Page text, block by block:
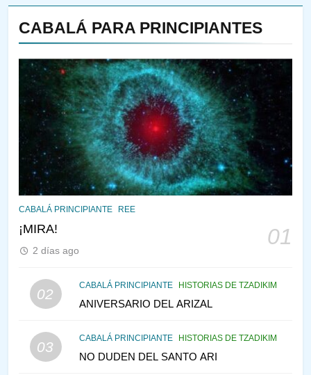
CABALÁ PARA PRINCIPIANTES
CABALÁ PRINCIPIANTE REE
¡MIRA! 01
2 días ago
02
CABALÁ PRINCIPIANTE HISTORIAS DE TZADIKIM
ANIVERSARIO DEL ARIZAL
03
CABALÁ PRINCIPIANTE HISTORIAS DE TZADIKIM
NO DUDEN DEL SANTO ARI
¿QUIÉN ES SABIO? EL QUE
VE LO QUE VA A NACER
PENSAMIENTO JUDÍO PIRKEI AVOT
145
CABALÁ Y JASIDUT: EL
CONSEJO DE LOS PADRES
146
TEMPLO Y LA ALEGRÍA EN